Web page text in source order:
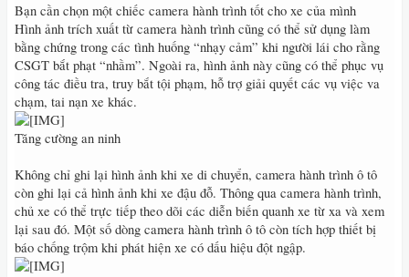
Bạn cần chọn một chiếc camera hành trình tốt cho xe của mình
Hình ảnh trích xuất từ camera hành trình cũng có thể sử dụng làm
bằng chứng trong các tình huống “nhạy cảm” khi người lái cho rằng
CSGT bắt phạt “nhầm”. Ngoài ra, hình ảnh này cũng có thể phục vụ
công tác điều tra, truy bắt tội phạm, hỗ trợ giải quyết các vụ việc va
chạm, tai nạn xe khác.
Tăng cường an ninh
Không chỉ ghi lại hình ảnh khi xe di chuyển, camera hành trình ô tô
còn ghi lại cả hình ảnh khi xe đậu đỗ. Thông qua camera hành trình,
chủ xe có thể trực tiếp theo dõi các diễn biến quanh xe từ xa và xem
lại sau đó. Một số dòng camera hành trình ô tô còn tích hợp thiết bị
báo chống trộm khi phát hiện xe có dấu hiệu đột ngập.